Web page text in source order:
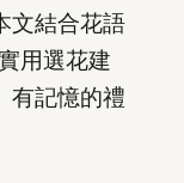
文結合花語
用選花建
有記憶的禮